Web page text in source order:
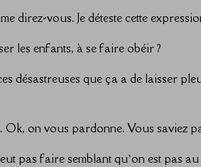
direz-vous. Je déteste cette
les enfants, à se faire obéir ?
désastreuses que ça a de laisser
Ok, on vous pardonne. Vous saviez
pas faire semblant qu’on est pas au